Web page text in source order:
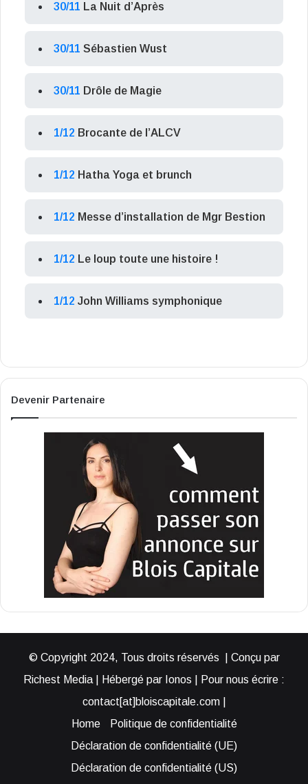
30/11 La Nuit d’Après
30/11 Sébastien Wust
30/11 Drôle de Magie
1/12 Brocante de l’ALCV
1/12 Hatha Yoga et brunch
1/12 Messe d’installation de Mgr Bestion
1/12 Le loup toute une histoire !
1/12 John Williams symphonique
Devenir Partenaire
© Copyright 2024, Tous droits réservés | Conçu par
Richest Media | Hébergé par Ionos | Pour nous écrire :
contact[at]bloiscapitale.com |
Home
Politique de confidentialité
Déclaration de confidentialité (UE)
Déclaration de confidentialité (US)